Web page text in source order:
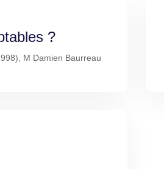
?
M Damien Baurreau